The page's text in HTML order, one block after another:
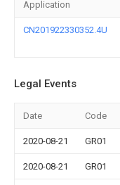
Application
CN201922330352.4U
Legal Events
Date Code
2020-08-21 GR01
2020-08-21 GR01